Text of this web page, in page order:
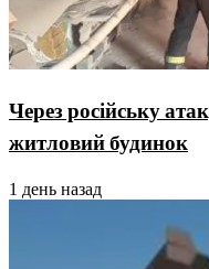
Через російську
житловий будинок
1 день назад